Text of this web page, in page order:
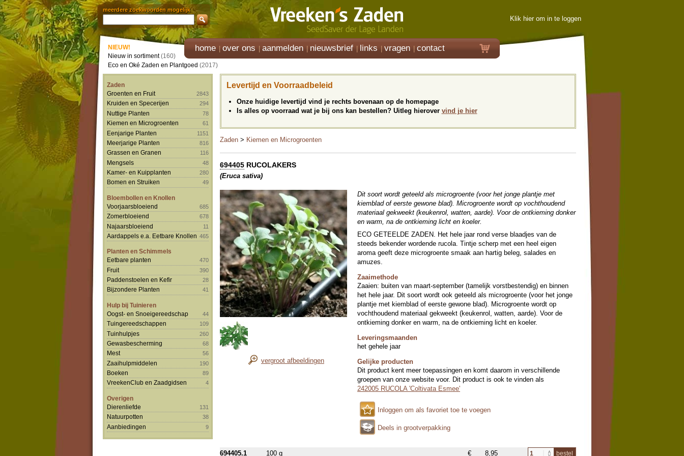
meerdere zoekwoorden mogelijk
Klik hier om in te loggen
home over ons aanmelden nieuwsbrief links vragen contact
NIEUW!
Nieuw in sortiment(160)
Eco en Oké Zaden en Plantgoed (2017)
Zaden
Groenten en Fruit
2843
Kruiden en Specerijen 294
Nuttige Planten 78
Kiemen en Microgroenten 61
Eenjarige Planten 1151
Meerjarige Planten 816
Grassen en Granen 116
Mengsels 48
Kamer- en Kuipplanten 280
Bomen en Struiken 49
Bloembollen en Knollen
Voorjaarsbloeiend
685
Zomerbloeiend 678
Najaarsbloeiend 11
Aardappels e.a. Eetbare Knollen 465
Planten en Schimmels
Eetbare planten
470
Fruit 390
Paddenstoelen en Kefir 28
Bijzondere Planten 41
Hulp bij Tuinieren
Oogst- en Snoeigereedschap
44
Tuingereedschappen 109
Tuinhulpjes 260
Gewasbescherming 68
Mest 56
Zaaihulpmiddelen 190
Boeken 89
VreekenClub en Zaadgidsen 4
Overigen
Dierenliefde
131
Natuurpotten 38
Aanbiedingen 9
Levertijd en Voorraadbeleid
Onze huidige levertijd vind je rechts bovenaan op de homepage
Is alles op voorraad wat je bij ons kan bestellen? Uitleg hierover vind je hier
Zaden > Kiemen en Microgroenten
694405 RUCOLAKERS
(Eruca sativa)
vergroot afbeeldingen
Dit soort wordt geteeld als microgroente (voor het jonge plantje met
kiemblad of eerste gewone blad). Microgroente wordt op vochthoudend
materiaal gekweekt (keukenrol, watten, aarde). Voor de ontkieming donker
en warm, na de ontkieming licht en koeler.
ECO GETEELDE ZADEN. Het hele jaar rond verse blaadjes van de
steeds bekender wordende rucola. Tintje scherp met een heel eigen
aroma geeft deze microgroente smaak aan hartig beleg, salades en
amuzes.
Zaaimethode
Zaaien: buiten van maart-september (tamelijk vorstbestendig) en binnen
het hele jaar. Dit soort wordt ook geteeld als microgroente (voor het jonge
plantje met kiemblad of eerste gewone blad). Microgroente wordt op
vochthoudend materiaal gekweekt (keukenrol, watten, aarde). Voor de
ontkieming donker en warm, na de ontkieming licht en koeler.
Leveringsmaanden
het gehele jaar
Gelijke producten
Dit product kent meer toepassingen en komt daarom in verschillende
groepen van onze website voor. Dit product is ook te vinden als
242005 RUCOLA 'Coltivata Esmee'
Inloggen om als favoriet toe te voegen
Deels in grootverpakking
694405.1 100 g € 8,95 bestel